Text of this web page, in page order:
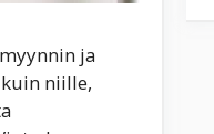
ja
niille,